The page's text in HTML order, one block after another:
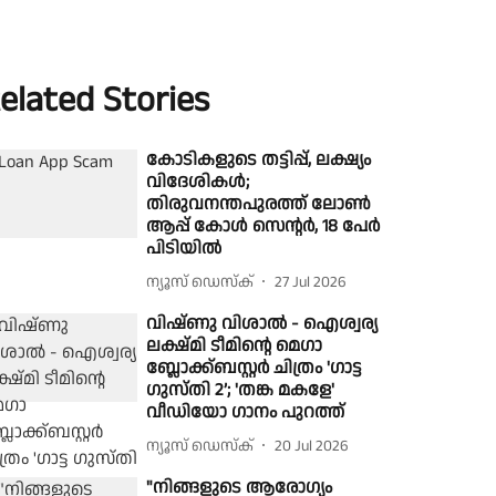
Stories
കോടികളുടെ തട്ടിപ്പ്, ലക്ഷ്യം
വിദേശികള്‍;
തിരുവനന്തപുരത്ത് ലോൺ
ആപ്പ് കോള്‍ സെന്റര്‍, 18 പേര്‍
പിടിയില്‍
ന്യൂസ് ഡെസ്ക് 27 Jul 2026
വിഷ്ണു വിശാൽ - ഐശ്വര്യ
ലക്ഷ്മി ടീമിന്റെ മെഗാ
ബ്ലോക്ക്ബസ്റ്റർ ചിത്രം 'ഗാട്ട
ഗുസ്തി 2’; 'തങ്ക മകളേ'
വീഡിയോ ഗാനം പുറത്ത്
ന്യൂസ് ഡെസ്ക് 20 Jul 2026
"നിങ്ങളുടെ ആരോഗ്യം